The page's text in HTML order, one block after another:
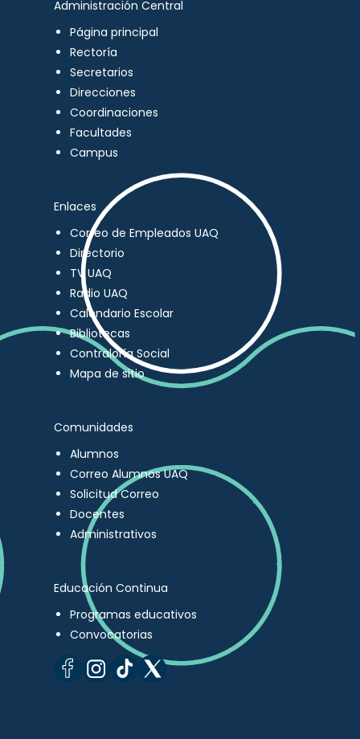
Administración Central
Página principal
Rectoría
Secretarios
Direcciones
Coordinaciones
Facultades
Campus
Enlaces
Correo de Empleados UAQ
Directorio
TV UAQ
Radio UAQ
Calendario Escolar
Bibliotecas
Contraloría Social
Mapa de sitio
Comunidades
Alumnos
Correo Alumnos UAQ
Solicitud Correo
Docentes
Administrativos
Educación Continua
Programas educativos
Convocatorias